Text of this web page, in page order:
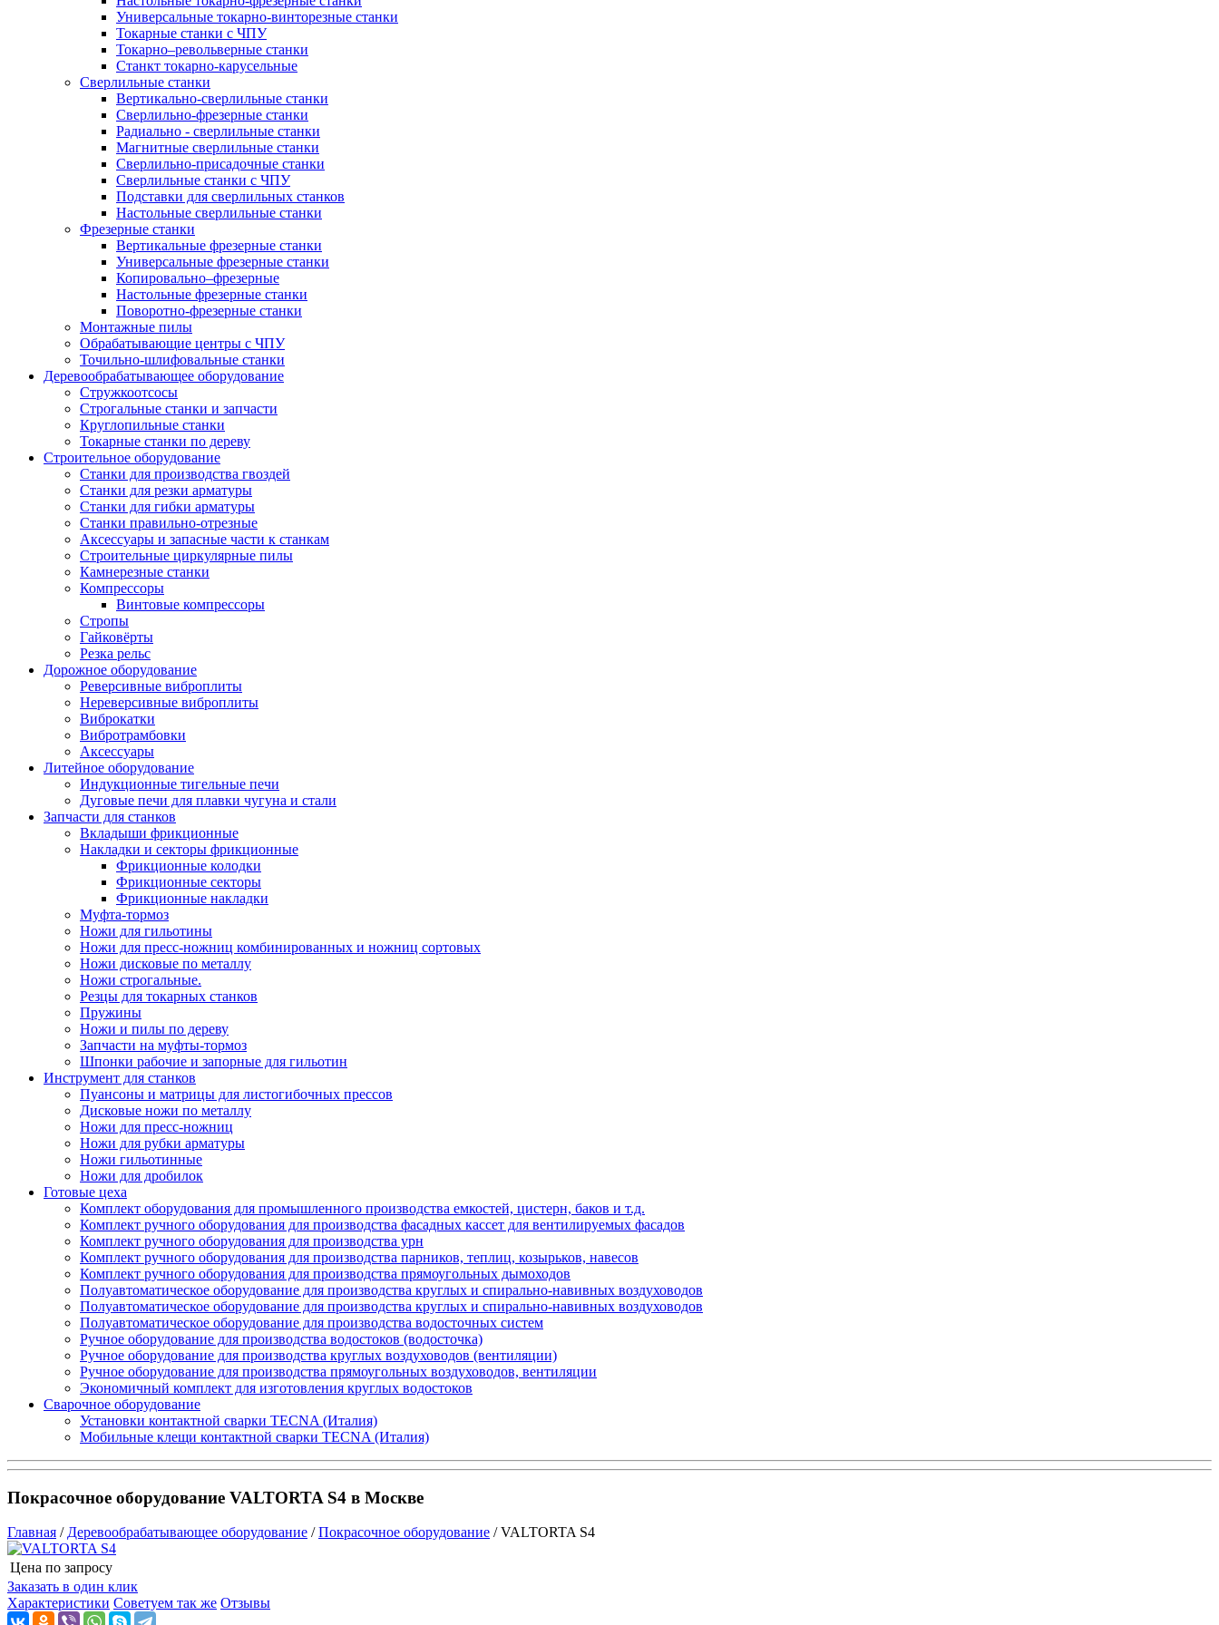
Универсальные токарно-винторезные станки
Токарные станки с ЧПУ
Токарно–револьверные станки
Станкт токарно-карусельные
Сверлильные станки
Вертикально-сверлильные станки
Сверлильно-фрезерные станки
Радиально - сверлильные станки
Магнитные сверлильные станки
Сверлильно-присадочные станки
Сверлильные станки с ЧПУ
Подставки для сверлильных станков
Настольные сверлильные станки
Фрезерные станки
Вертикальные фрезерные станки
Универсальные фрезерные станки
Копировально–фрезерные
Настольные фрезерные станки
Поворотно-фрезерные станки
Монтажные пилы
Обрабатывающие центры с ЧПУ
Точильно-шлифовальные станки
Деревообрабатывающее оборудование
Стружкоотсосы
Строгальные станки и запчасти
Круглопильные станки
Токарные станки по дереву
Строительное оборудование
Станки для производства гвоздей
Станки для резки арматуры
Станки для гибки арматуры
Станки правильно-отрезные
Аксессуары и запасные части к станкам
Строительные циркулярные пилы
Камнерезные станки
Компрессоры
Винтовые компрессоры
Стропы
Гайковёрты
Резка рельс
Дорожное оборудование
Реверсивные виброплиты
Нереверсивные виброплиты
Виброкатки
Вибротрамбовки
Аксессуары
Литейное оборудование
Индукционные тигельные печи
Дуговые печи для плавки чугуна и стали
Запчасти для станков
Вкладыши фрикционные
Накладки и секторы фрикционные
Фрикционные колодки
Фрикционные секторы
Фрикционные накладки
Муфта-тормоз
Ножи для гильотины
Ножи для пресс-ножниц комбинированных и ножниц сортовых
Ножи дисковые по металлу
Ножи строгальные.
Резцы для токарных станков
Пружины
Ножи и пилы по дереву
Запчасти на муфты-тормоз
Шпонки рабочие и запорные для гильотин
Инструмент для станков
Пуансоны и матрицы для листогибочных прессов
Дисковые ножи по металлу
Ножи для пресс-ножниц
Ножи для рубки арматуры
Ножи гильотинные
Ножи для дробилок
Готовые цеха
Комплект оборудования для промышленного производства емкостей, цистерн, баков и т.д.
Комплект ручного оборудования для производства фасадных кассет для вентилируемых фасадов
Комплект ручного оборудования для производства урн
Комплект ручного оборудования для производства парников, теплиц, козырьков, навесов
Комплект ручного оборудования для производства прямоугольных дымоходов
Полуавтоматическое оборудование для производства круглых и спирально-навивных воздуховодов
Полуавтоматическое оборудование для производства круглых и спирально-навивных воздуховодов
Полуавтоматическое оборудование для производства водосточных систем
Ручное оборудование для производства водостоков (водосточка)
Ручное оборудование для производства круглых воздуховодов (вентиляции)
Ручное оборудование для производства прямоугольных воздуховодов, вентиляции
Экономичный комплект для изготовления круглых водостоков
Сварочное оборудование
Установки контактной сварки TECNA (Италия)
Мобильные клещи контактной сварки TECNA (Италия)
Покрасочное оборудование VALTORTA S4 в Москве
Главная / Деревообрабатывающее оборудование /Покрасочное оборудование / VALTORTA S4
Цена по запросу
Заказать в один клик
Характеристики Советуем так же Отзывы